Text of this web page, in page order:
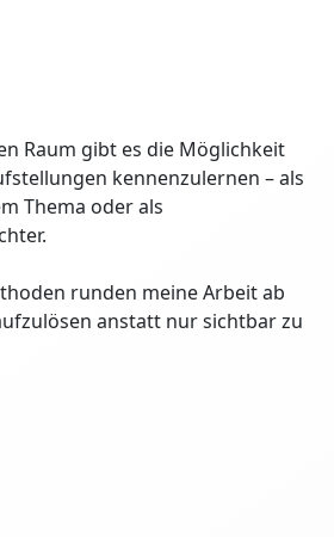
Raum gibt es die Möglichkeit
kennenzulernen – als
Thema oder als
runden meine Arbeit ab
anstatt nur sichtbar zu